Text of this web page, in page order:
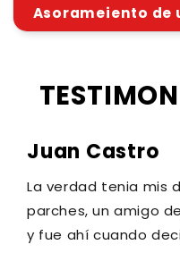
Asorameiento de
Juan Castro
La verdad tenia mis
parches, un amigo
y fue ahí cuando